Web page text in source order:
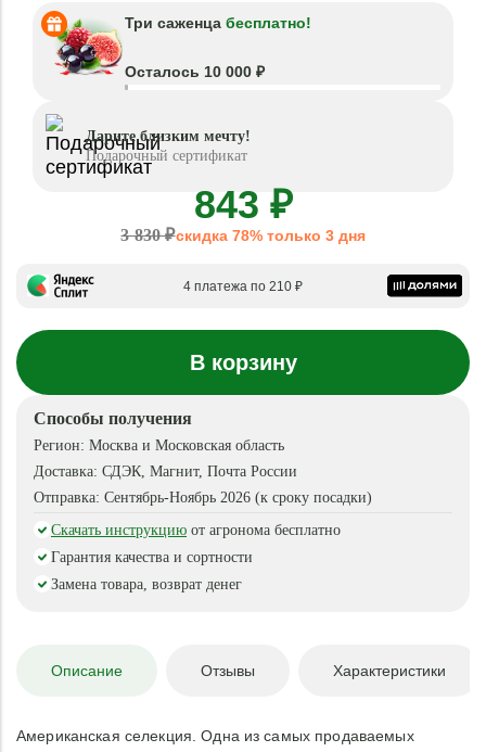
Три саженца бесплатно!
Осталось 10 000 ₽
Дарите близким мечту!
Подарочный сертификат
843 ₽
3 830 ₽скидка 78% только 3 дня
4 платежа по 210 ₽
В корзину
Способы получения
Регион: Москва и Московская область
Доставка: СДЭК, Магнит, Почта России
Отправка: Сентябрь-Ноябрь 2026 (к сроку посадки)
Скачать инструкцию от агронома бесплатно
Гарантия качества и сортности
Замена товара, возврат денег
Описание Отзывы Характеристики
Американская селекция. Одна из самых продаваемых